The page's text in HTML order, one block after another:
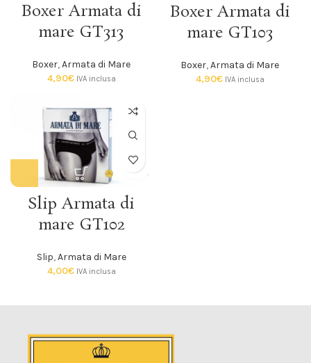
Boxer Armata di
mare GT313
Boxer,Armata di Mare
4,90€ IVA inclusa
Boxer Armata di
mare GT103
Boxer,Armata di Mare
4,90€ IVA inclusa
Slip Armata di
mare GT102
Slip,Armata di Mare
4,00€ IVA inclusa